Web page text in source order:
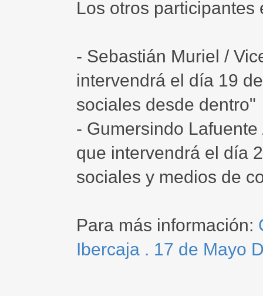
Los otros participantes
- Sebastián Muriel /
intervendrá el día 19
sociales desde dentro"
- Gumersindo
que intervendrá el día
sociales y medios de
Para más información:
Ibercaja . 17 de Mayo